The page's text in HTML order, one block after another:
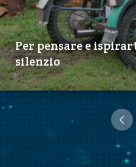
Per pensare e
silenzio